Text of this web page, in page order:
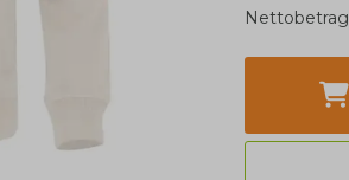
Nettobetrag